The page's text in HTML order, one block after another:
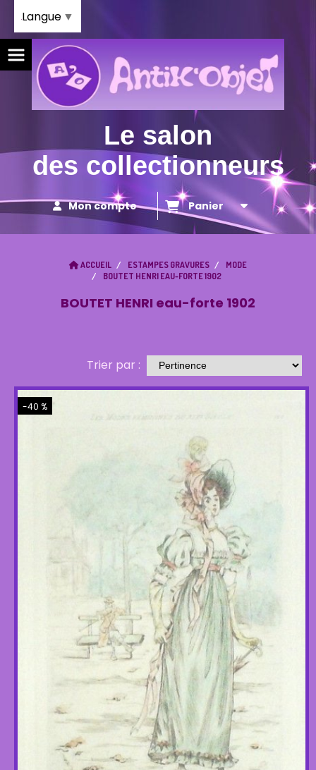
Le salon
des collectionneurs
Mon compte Panier
ACCUEIL ESTAMPES GRAVURES
MODE
BOUTET HENRI EAU-FORTE 1902
BOUTET HENRI eau-forte 1902
Trier par :
-40 %
Langue ▼